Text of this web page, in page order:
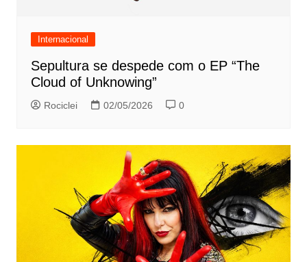
Internacional
Sepultura se despede com o EP “The
Cloud of Unknowing”
Rociclei 02/05/2026 0